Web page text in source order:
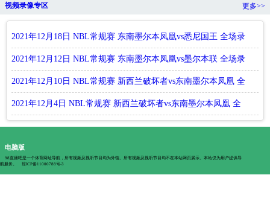
视频录像专区 更多>>
2021年12月18日 NBL常规赛 东南墨尔本凤凰vs悉尼国王 全场录
像回放
2021年12月12日 NBL常规赛 东南墨尔本凤凰vs墨尔本联 全场录
像回放
2021年12月10日 NBL常规赛 新西兰破坏者vs东南墨尔本凤凰 全
场录像回放
2021年12月4日 NBL常规赛 新西兰破坏者vs东南墨尔本凤凰 全
场录像回放
电脑版
98直播吧是一个体育网址导航，所有视频及视听节目均为外链。所有视频及视听节目均不在本站网页展示。本站仅为用户提供导
航服务。
琼ICP备11000788号-3